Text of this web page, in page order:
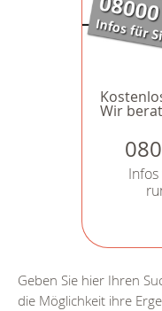
Wir
Geben Sie hier Ihren
die Möglichkeit ihre